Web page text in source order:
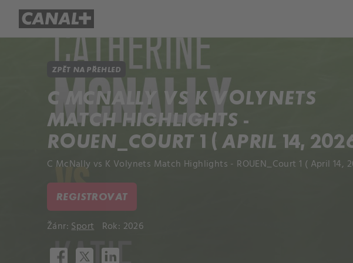
ZPĚT NA PŘEHLED
C MCNALLY VS K VOLYNETS
MATCH HIGHLIGHTS -
ROUEN_COURT 1 ( APRIL 14,
C McNally vs K Volynets Match Highlights - ROUEN_Court 1 ( April 14,
REGISTROVAT
Žánr:Sport Rok: 2026